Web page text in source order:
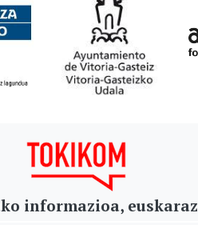
informazioa, euskaraz